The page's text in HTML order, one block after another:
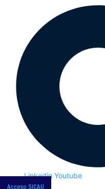
Linkedin Youtube
Acceso SICAU